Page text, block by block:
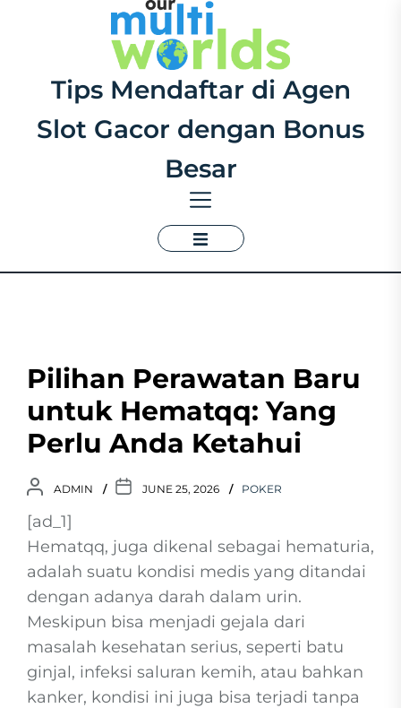
contentTips
Mendaftar
di
Tips Mendaftar di Agen
Slot Gacor dengan Bonus
Besar
Pilihan Perawatan Baru
untuk Hematqq: Yang
Perlu Anda Ketahui
ADMIN JUNE 25, 2026 POKER
[ad_1]
Hematqq, juga dikenal sebagai hematuria,
adalah suatu kondisi medis yang ditandai
dengan adanya darah dalam urin.
Meskipun bisa menjadi gejala dari
masalah kesehatan serius, seperti batu
ginjal, infeksi saluran kemih, atau bahkan
kanker, kondisi ini juga bisa terjadi tanpa